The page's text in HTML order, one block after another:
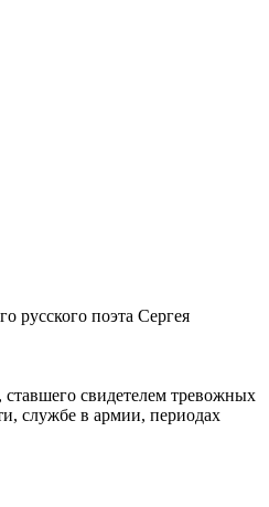
русского поэта Сергея
свидетелем тревожных
службе в армии, периодах